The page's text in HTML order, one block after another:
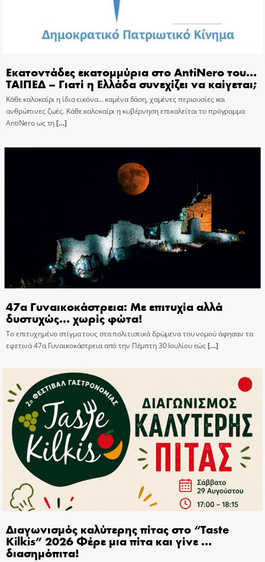
Εκατοντάδες εκατομμύρια στο AntiNero του…
ΤΑΙΠΕΔ – Γιατί η Ελλάδα συνεχίζει να καίγεται;
Κάθε καλοκαίρι η ίδια εικόνα… καμένα δάση, χαμένες περιουσίες και
ανθρώπινες ζωές. Κάθε καλοκαίρι η κυβέρνηση επικαλείται το πρόγραμμα
AntiNero ως τη[…]
47α Γυναικοκάστρεια: Με επιτυχία αλλά
δυστυχώς… χωρίς φώτα!
Το επιτυχημένο στίγμα τους στα πολιτιστικά δρώμενα του νομού άφησαν τα
εφετινά 47α Γυναικοκάστρεια από την Πέμπτη 30 Ιουλίου εώς[…]
Διαγωνισμός καλύτερης πίτας στο “Taste
Kilkis” 2026 Φέρε μια πίτα και γίνε …
διασημόπιτα!